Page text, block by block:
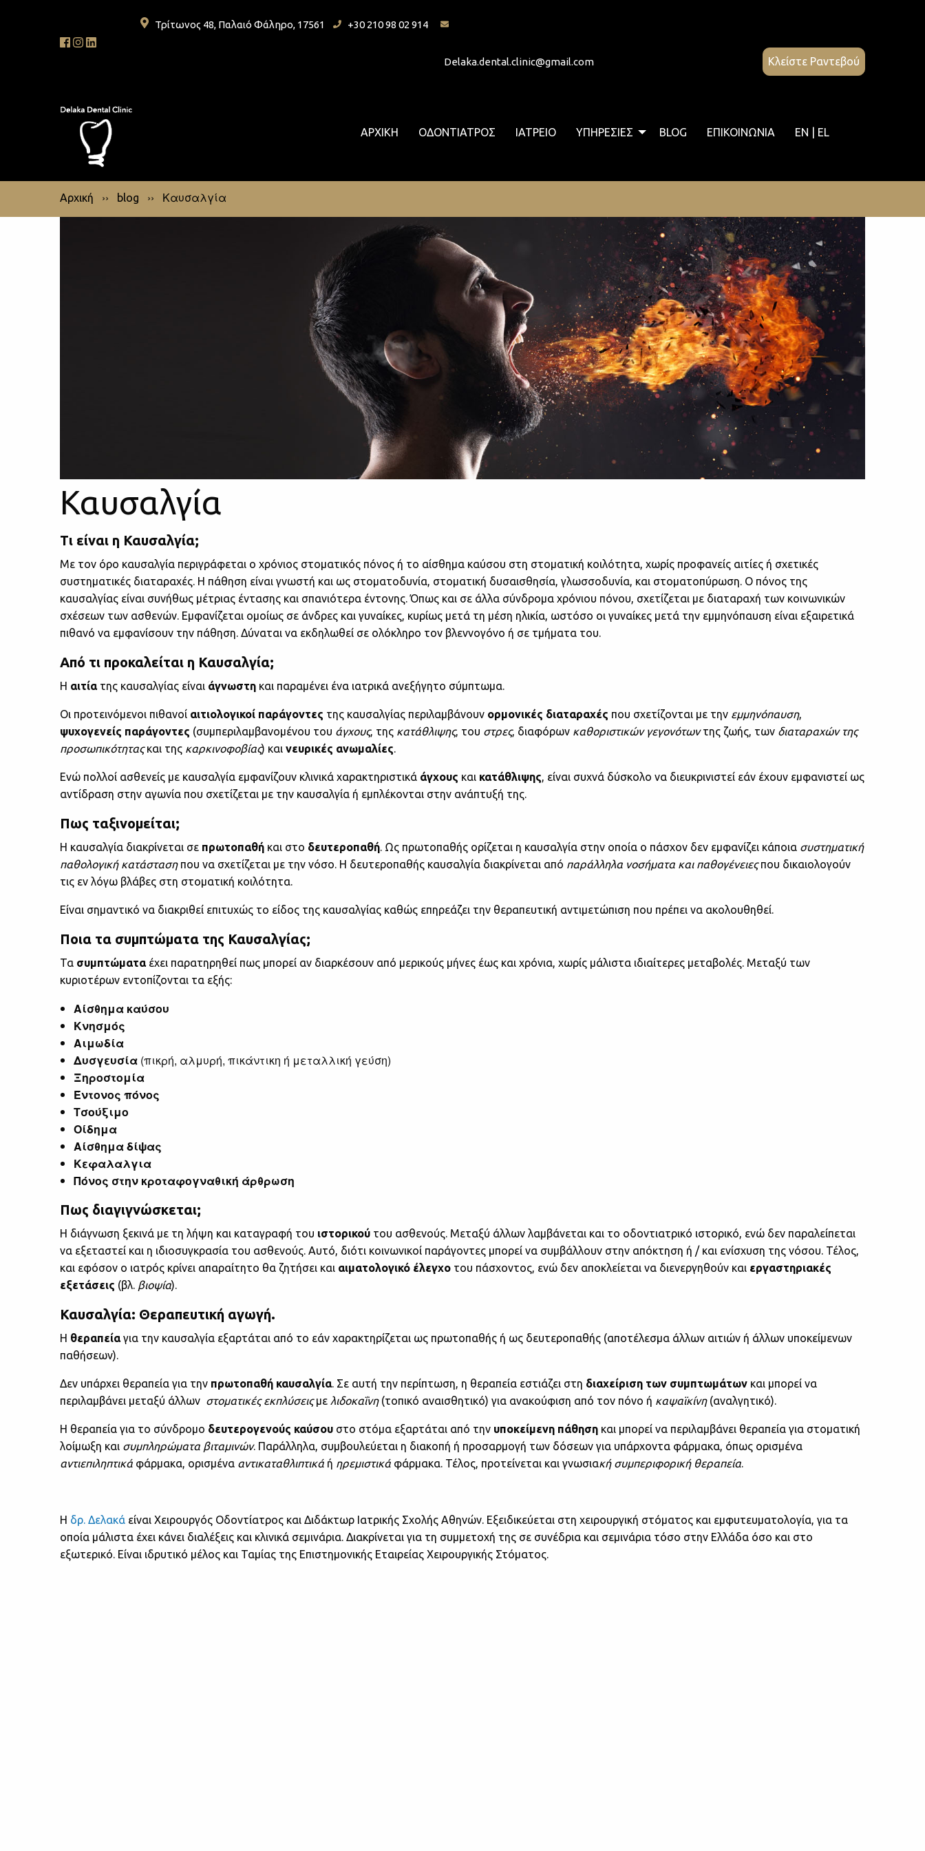
Τρίτωνος 48, Παλαιό Φάληρο, 17561 +30 210 98 02 914
Delaka.dental.clinic@gmail.com Κλείστε Ραντεβού
ΑΡΧΙΚΗ ΟΔΟΝΤΙΑΤΡΟΣ ΙΑΤΡΕΙΟ ΥΠΗΡΕΣΙΕΣ BLOG ΕΠΙΚΟΙΝΩΝΙΑ EN | EL
Αρχική ›› blog ›› Καυσαλγία
Καυσαλγία
Τι είναι η Καυσαλγία;
Με τον όρο καυσαλγία περιγράφεται ο χρόνιος στοματικός πόνος ή το αίσθημα καύσου στη στοματική κοιλότητα, χωρίς προφανείς αιτίες ή σχετικές
συστηματικές διαταραχές. Η πάθηση είναι γνωστή και ως στοματοδυνία, στοματική δυσαισθησία, γλωσσοδυνία, και στοματοπύρωση. Ο πόνος της
καυσαλγίας είναι συνήθως μέτριας έντασης και σπανιότερα έντονης. Όπως και σε άλλα σύνδρομα χρόνιου πόνου, σχετίζεται με διαταραχή των κοινωνικών
σχέσεων των ασθενών. Εμφανίζεται ομοίως σε άνδρες και γυναίκες, κυρίως μετά τη μέση ηλικία, ωστόσο οι γυναίκες μετά την εμμηνόπαυση είναι εξαιρετικά
πιθανό να εμφανίσουν την πάθηση. Δύναται να εκδηλωθεί σε ολόκληρο τον βλεννογόνο ή σε τμήματα του.
Από τι προκαλείται η Καυσαλγία;
Η αιτίατης καυσαλγίας είναι άγνωστη και παραμένει ένα ιατρικά ανεξήγητο σύμπτωμα.
Οι προτεινόμενοι πιθανοί αιτιολογικοί παράγοντες της καυσαλγίας περιλαμβάνουν ορμονικές διαταραχές που σχετίζονται με την εμμηνόπαυση,
ψυχογενείς παράγοντες (συμπεριλαμβανομένου του άγχους, της κατάθλιψης, του στρες, διαφόρων καθοριστικών γεγονότωντης ζωής, των διαταραχών της
προσωπικότηταςκαι της καρκινοφοβίας) και νευρικές ανωμαλίες.
Ενώ πολλοί ασθενείς με καυσαλγία εμφανίζουν κλινικά χαρακτηριστικά άγχους και κατάθλιψης, είναι συχνά δύσκολο να διευκρινιστεί εάν έχουν εμφανιστεί ως
αντίδραση στην αγωνία που σχετίζεται με την καυσαλγία ή εμπλέκονται στην ανάπτυξή της.
Πως ταξινομείται;
Η καυσαλγία διακρίνεται σε πρωτοπαθή και στο δευτεροπαθή. Ως πρωτοπαθής ορίζεται η καυσαλγία στην οποία ο πάσχον δεν εμφανίζει κάποια συστηματική
παθολογική κατάστασηπου να σχετίζεται με την νόσο. Η δευτεροπαθής καυσαλγία διακρίνεται από παράλληλα νοσήματα και παθογένειεςπου δικαιολογούν
τις εν λόγω βλάβες στη στοματική κοιλότητα.
Είναι σημαντικό να διακριθεί επιτυχώς το είδος της καυσαλγίας καθώς επηρεάζει την θεραπευτική αντιμετώπιση που πρέπει να ακολουθηθεί.
Ποια τα συμπτώματα της Καυσαλγίας;
Τα συμπτώματαέχει παρατηρηθεί πως μπορεί αν διαρκέσουν από μερικούς μήνες έως και χρόνια, χωρίς μάλιστα ιδιαίτερες μεταβολές. Μεταξύ των
κυριοτέρων εντοπίζονται τα εξής:
Αίσθημα καύσου
Κνησμός
Αιμωδία
Δυσγευσία (πικρή, αλμυρή, πικάντικη ή μεταλλική γεύση)
Ξηροστομία
Έντονος πόνος
Τσούξιμο
Οίδημα
Αίσθημαδίψας
Κεφαλαλγια
Πόνος στην κροταφογναθική άρθρωση
Πως διαγιγνώσκεται;
Η διάγνωση ξεκινά με τη λήψη και καταγραφή του ιστορικού του ασθενούς. Μεταξύ άλλων λαμβάνεται και το οδοντιατρικό ιστορικό, ενώ δεν παραλείπεται
να εξεταστεί και η ιδιοσυγκρασία του ασθενούς. Αυτό, διότι κοινωνικοί παράγοντες μπορεί να συμβάλλουν στην απόκτηση ή / και ενίσχυση της νόσου. Τέλος,
και εφόσον ο ιατρός κρίνει απαραίτητο θα ζητήσει και αιματολογικό έλεγχο του πάσχοντος, ενώ δεν αποκλείεται να διενεργηθούν και εργαστηριακές
εξετάσεις (βλ. βιοψία).
Καυσαλγία: Θεραπευτική αγωγή.
Η θεραπείαγια την καυσαλγία εξαρτάται από το εάν χαρακτηρίζεται ως πρωτοπαθής ή ως δευτεροπαθής (αποτέλεσμα άλλων αιτιών ή άλλων υποκείμενων
παθήσεων).
Δεν υπάρχει θεραπεία για την πρωτοπαθή καυσαλγία. Σε αυτή την περίπτωση, η θεραπεία εστιάζει στη διαχείριση των συμπτωμάτων και μπορεί να
περιλαμβάνει μεταξύ άλλων στοματικές εκπλύσειςμε λιδοκαΐνη(τοπικό αναισθητικό) για ανακούφιση από τον πόνο ή καψαϊκίνη(αναλγητικό).
Η θεραπεία για το σύνδρομο δευτερογενούς καύσου στο στόμα εξαρτάται από την υποκείμενη πάθηση και μπορεί να περιλαμβάνει θεραπεία για στοματική
λοίμωξη και συμπληρώματα βιταμινών. Παράλληλα, συμβουλεύεται η διακοπή ή προσαρμογή των δόσεων για υπάρχοντα φάρμακα, όπως ορισμένα
αντιεπιληπτικά φάρμακα, ορισμένα αντικαταθλιπτικά ή ηρεμιστικά φάρμακα. Τέλος, προτείνεται και γνωσιακή συμπεριφορική θεραπεία.
H δρ. Δελακά είναι Χειρουργός Οδοντίατρος και Διδάκτωρ Ιατρικής Σχολής Αθηνών. Εξειδικεύεται στη χειρουργική στόματος και εμφυτευματολογία, για τα
οποία μάλιστα έχει κάνει διαλέξεις και κλινικά σεμινάρια. Διακρίνεται για τη συμμετοχή της σε συνέδρια και σεμινάρια τόσο στην Ελλάδα όσο και στο
εξωτερικό. Είναι ιδρυτικό μέλος και Ταμίας της Επιστημονικής Εταιρείας Χειρουργικής Στόματος.